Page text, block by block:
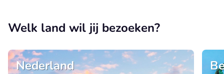
Welk land wil jij bezoeken?
Nederland